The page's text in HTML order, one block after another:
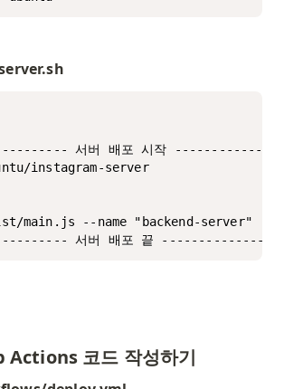
서버 배포 시작
instagram-server
main.js --name "backend-server"
Actions 코드 작성하기